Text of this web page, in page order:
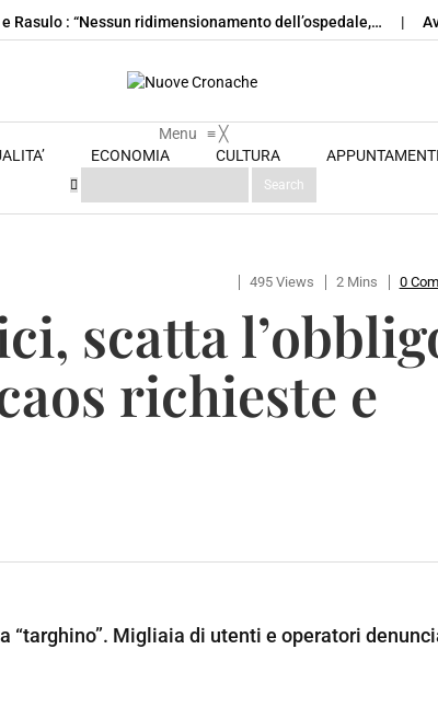
Rasulo : “Nessun ridimensionamento dell’ospedale,…
Skip to content
Menu ≡ ╳
ECONOMIA CULTURA APPUNTAMENTI
495 Views 2 Mins 0
scatta
richieste e
“targhino”. Migliaia di utenti e operatori